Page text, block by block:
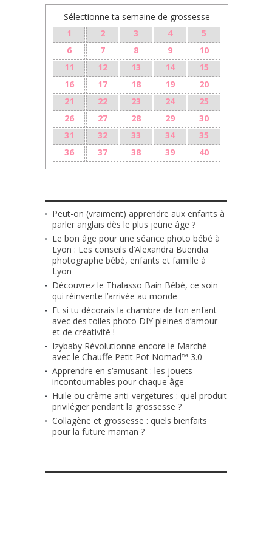
Sélectionne ta semaine de grossesse
1
2 3 4
5
6
7 8 9
10
11
12 13 14
15
16
17 18 19
20
21
22 23 24
25
26
27 28 29
30
31
32 33 34
35
36
37 38 39 40
Peut-on (vraiment) apprendre aux enfants à
parler anglais dès le plus jeune âge ?
Le bon âge pour une séance photo bébé à
Lyon : Les conseils d’Alexandra Buendia
photographe bébé, enfants et famille à
Lyon
Découvrez le Thalasso Bain Bébé, ce soin
qui réinvente l’arrivée au monde
Et si tu décorais la chambre de ton enfant
avec des toiles photo DIY pleines d’amour
et de créativité !
Izybaby Révolutionne encore le Marché
avec le Chauffe Petit Pot Nomad™ 3.0
Apprendre en s’amusant : les jouets
incontournables pour chaque âge
Huile ou crème anti-vergetures : quel produit
privilégier pendant la grossesse ?
Collagène et grossesse : quels bienfaits
pour la future maman ?